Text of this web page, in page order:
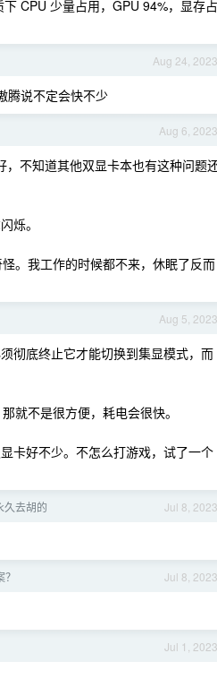
CPU 少量占用，GPU 94%，显存占
Aug 24, 2023
腾说不定会快不少
Aug 6, 2023
不知道其他双显卡本也有这种问题
烁。
。我工作的时候都不来，休眠了反而
Aug 5, 2023
彻底终止它才能切换到集显模式，而
就不是很方便，耗电会很快。
卡好不少。不怎么打游戏，试了一个
Jul 8, 2023
久去胡的
Jul 8, 2023
Jul 1, 2023